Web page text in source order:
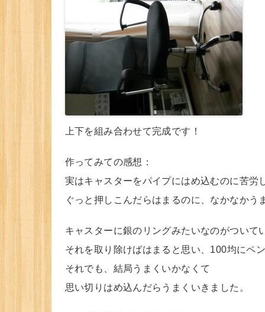
上下を組み合わせて完成です！
作ってみての感想：
実はキャスターをパイプにはめ込むのに苦労
ぐっと押しこんだらはまるのに、なかなかう
キャスターに銀のリングみたいなのがついて
それを取り除けばはまると思い、100均にペ
それでも、結局うまくいかなくて
思い切りはめ込んだらうまくいきました。